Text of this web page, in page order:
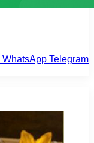
WhatsApp Telegram